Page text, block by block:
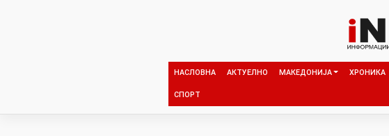
НАСЛОВНА АКТУЕЛНО МАКЕДОНИЈА ХРОНИКА
СПОРТ